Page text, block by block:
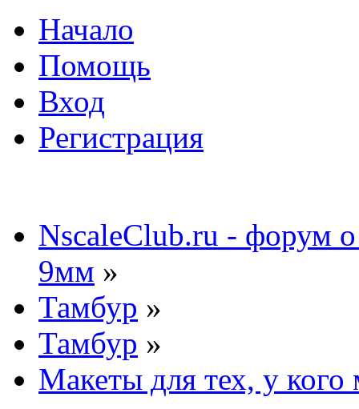
Начало
Помощь
Вход
Регистрация
NscaleClub.ru - форум
9мм »
Тамбур »
Тамбур »
Макеты для тех, у кого